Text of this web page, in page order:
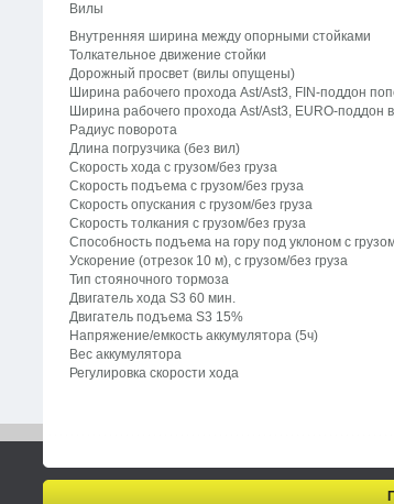
Вилы
Внутренняя ширина между опорными стойками
Толкательное движение стойки
Дорожный просвет (вилы опущены)
Ширина рабочего прохода Ast/Ast3, FIN-поддон
Ширина рабочего прохода Ast/Ast3, EURO-поддон
Радиус поворота
Длина погрузчика (без вил)
Скорость хода с грузом/без груза
Скорость подъема с грузом/без груза
Скорость опускания с грузом/без груза
Скорость толкания с грузом/без груза
Способность подъема на гору под уклоном с
Ускорение (отрезок 10 м), с грузом/без груза
Тип стояночного тормоза
Двигатель хода S3 60 мин.
Двигатель подъема S3 15%
Напряжение/емкость аккумулятора (5ч)
Вес аккумулятора
Регулировка скорости хода